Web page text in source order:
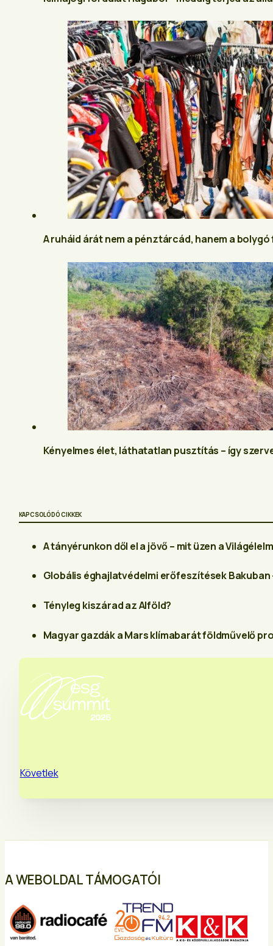
A ruháid árát nem a pénztárcád, hanem a
Kényelmes élet, láthatatlan pusztítás – így
KAPCSOLÓDÓ CIKKEK
A tányérunkon dől el a jövő – mit üzen a
Globális éghajlatvédelmi erőfeszítések Bakuban
Tényleg kiszárad az Alföld?
Magyar gazdák a Mars klímabarát földművelő
Követlek
A WEBOLDAL TÁMOGATÓI